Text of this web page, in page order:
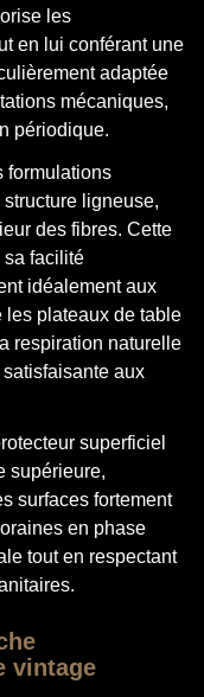
les
en lui conférant une
adaptée
mécaniques,
périodique.
formulations
ligneuse,
des fibres. Cette
sa facilité
idéalement aux
les plateaux de table
respiration naturelle
aux
superficiel
supérieure,
surfaces fortement
en phase
tout en respectant
vintage